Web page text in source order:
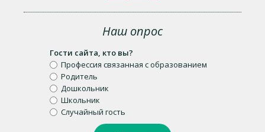
Наш опрос
Гости сайта, кто вы?
Профессия связанная с образованием
Родитель
Дошкольник
Школьник
Случайный гость